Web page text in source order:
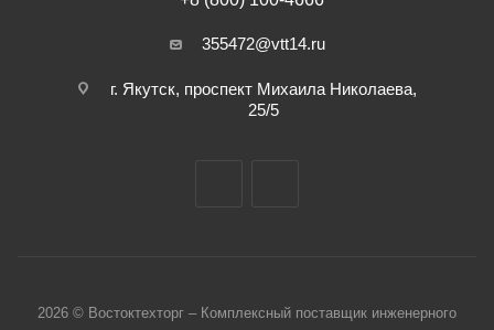
355472@vtt14.ru
г. Якутск, проспект Михаила Николаева,
25/5
2026 © Востоктехторг – Комплексный поставщик инженерного